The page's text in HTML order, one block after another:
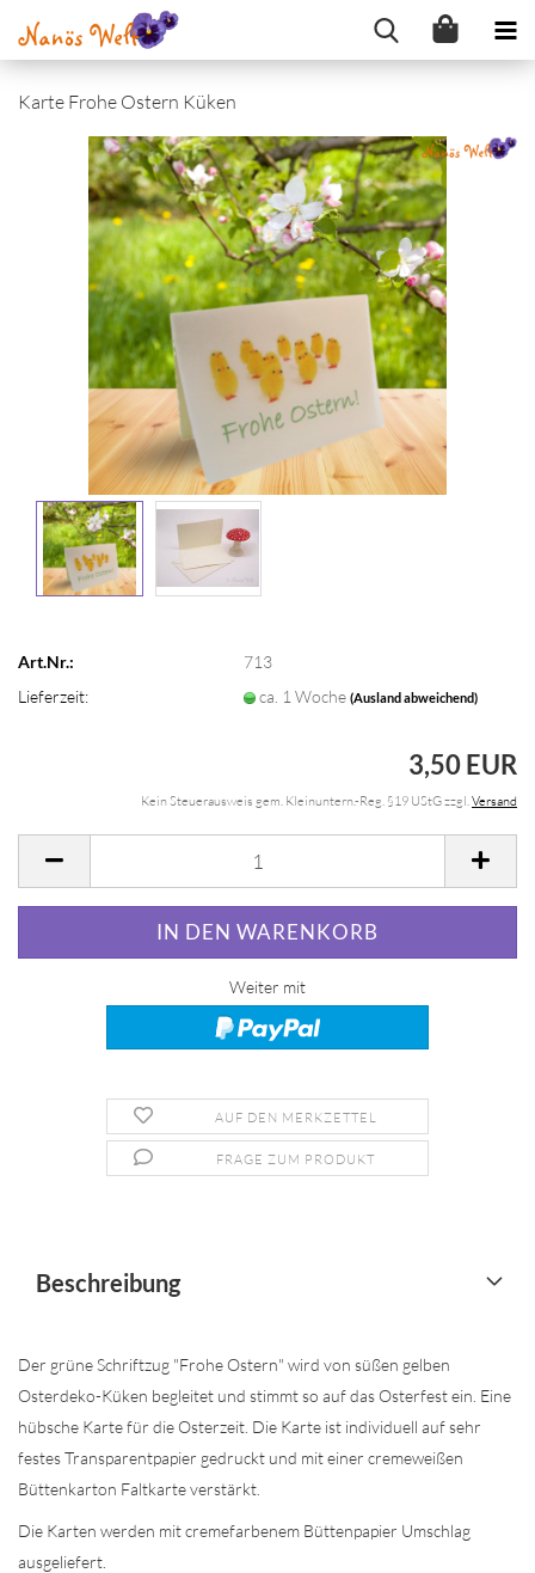
Karte Frohe Ostern Küken
Art.Nr.:
713
Lieferzeit:
ca. 1 Woche(Ausland abweichend)
3,50 EUR
Kein Steuerausweis gem. Kleinuntern.-Reg. §19 UStG zzgl.Versand
Weiter mit
AUF DEN MERKZETTEL
FRAGE ZUM PRODUKT
Beschreibung
Der grüne Schriftzug "Frohe Ostern" wird von süßen gelben
Osterdeko-Küken begleitet und stimmt so auf das Osterfest ein. Eine
hübsche Karte für die Osterzeit. Die Karte ist individuell auf sehr
festes Transparentpapier gedruckt und mit einer cremeweißen
Büttenkarton Faltkarte verstärkt.
Die Karten werden mit cremefarbenem Büttenpapier Umschlag
ausgeliefert.